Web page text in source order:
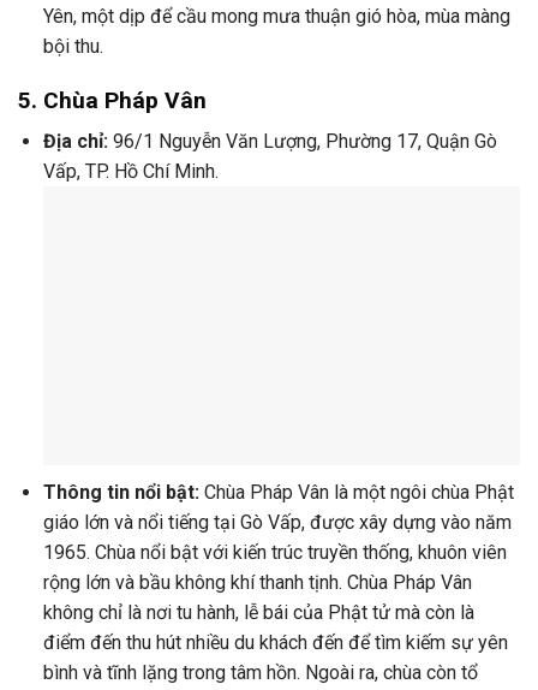
Yên, một dịp để cầu mong mưa thuận gió hòa, mùa màng
bội thu.
5. Chùa Pháp Vân
Địa chỉ:96/1 Nguyễn Văn Lượng, Phường 17, Quận Gò
Vấp, TP. Hồ Chí Minh.
Thông tin nổi bật:Chùa Pháp Vân là một ngôi chùa Phật
giáo lớn và nổi tiếng tại Gò Vấp, được xây dựng vào năm
1965. Chùa nổi bật với kiến trúc truyền thống, khuôn viên
rộng lớn và bầu không khí thanh tịnh. Chùa Pháp Vân
không chỉ là nơi tu hành, lễ bái của Phật tử mà còn là
điểm đến thu hút nhiều du khách đến để tìm kiếm sự yên
bình và tĩnh lặng trong tâm hồn. Ngoài ra, chùa còn tổ